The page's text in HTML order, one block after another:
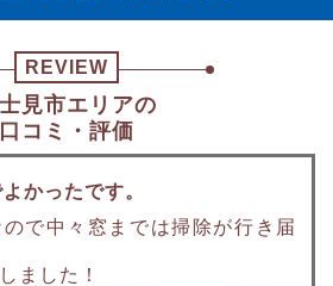
REVIEW
見市エリアの
口コミ・評価
かったです。
で中々窓までは掃除が行き届
ました！